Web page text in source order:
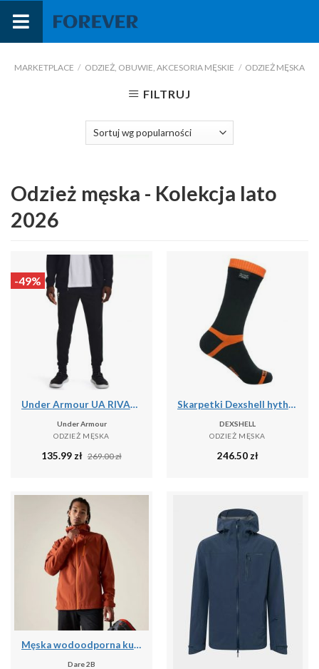
treści
MARKETPLACE / ODZIEŻ, OBUWIE, AKCESORIA MĘSKIE / ODZIEŻ MĘSKA
FILTRUJ
Odzież męska - Kolekcja lato
2026
-49%
Under Armour UA RIVAL TERRY JOGGER Spodnie dresowe męskie
Under Armour
ODZIEŻ MĘSKA
135.99 zł 269.00zł
Skarpetki Dexshell hytherm pro
DEXSHELL
ODZIEŻ MĘSKA
246.50 zł
Męska wodoodporna kurtka Breathe Out
Dare 2B